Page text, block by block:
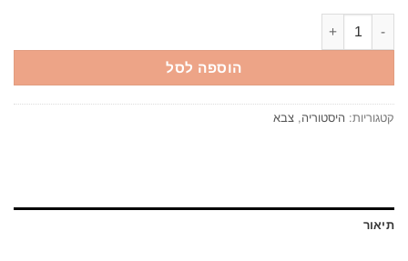
הוספה לסל
קטגוריות: היסטוריה, צבא
תיאור